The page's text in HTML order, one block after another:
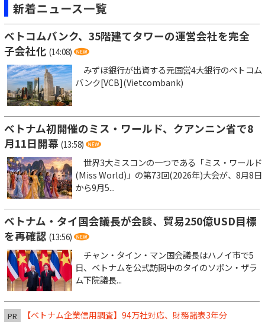
新着ニュース一覧
ベトコムバンク、35階建てタワーの運営会社を完全
子会社化 (14:08)
みずほ銀行が出資する元国営4大銀行のベトコム
バンク[VCB](Vietcombank)
ベトナム初開催のミス・ワールド、クアンニン省で8
月11日開幕 (13:58)
世界3大ミスコンの一つである「ミス・ワールド
(Miss World)」の第73回(2026年)大会が、8月8日
から9月5...
ベトナム・タイ国会議長が会談、貿易250億USD目標
を再確認 (13:56)
チャン・タイン・マン国会議長はハノイ市で5
日、ベトナムを公式訪問中のタイのソポン・ザラ
ム下院議長...
PR 【ベトナム企業信用調査】94万社対応、財務諸表3年分